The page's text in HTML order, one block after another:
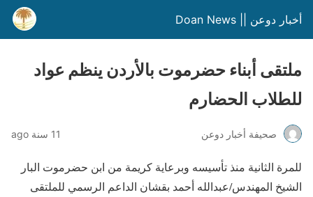
أخبار دوعن || Doan News
ملتقى أبناء حضرموت بالأردن ينظم عواد
للطلاب الحضارم
صحيفة أخبار دوعن 11 سنة ago
للمرة الثانية منذ تأسيسه وبرعاية كريمة من ابن حضرموت البار
الشيخ المهندس/عبدالله أحمد بقشان الداعم الرسمي للملتقى